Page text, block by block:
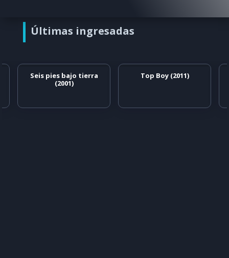
Últimas ingresadas
Seis pies bajo tierra
(2001)
Top Boy (2011)